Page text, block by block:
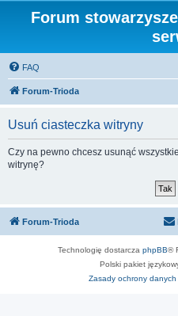
Forum
FAQ
Forum-Trioda
Usuń ciasteczka witryny
Czy na pewno chcesz usunąć
witrynę?
Forum-Trioda
Technologię dostarcza phpBB®
Polski pakiet
Zasady ochrony danych